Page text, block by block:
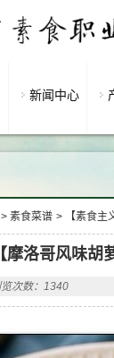
新闻中心
> 素食菜谱 > 【素食
摩洛哥风味胡
次数：1340